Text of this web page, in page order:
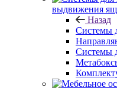
выдвижения
Назад
Системы
Системы